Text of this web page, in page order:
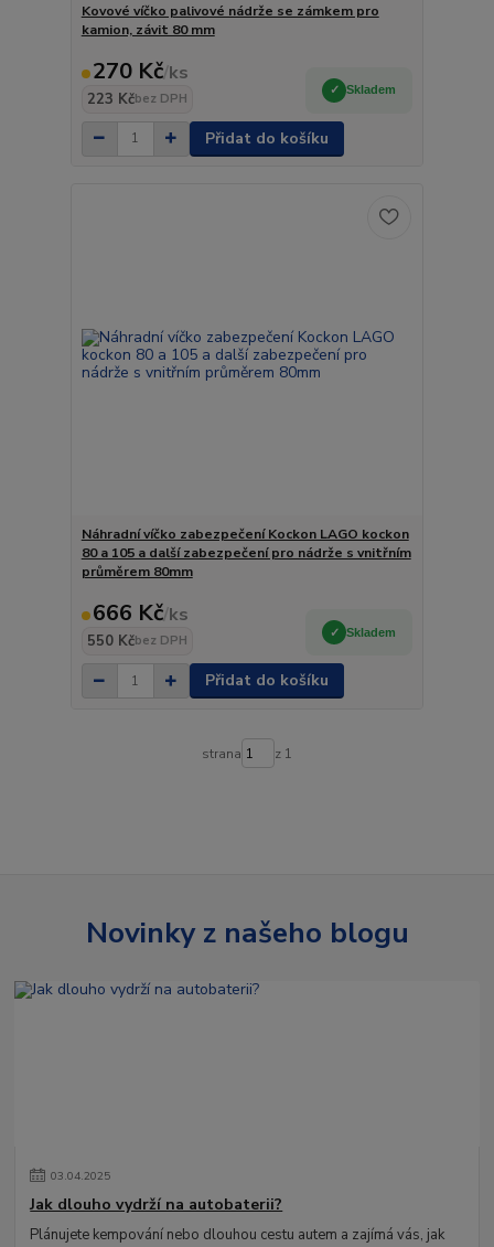
Kovové víčko palivové nádrže se zámkem pro
kamion, závit 80 mm
270 Kč/ks
223 Kčbez DPH
Skladem
Přidat do košíku
Náhradní víčko zabezpečení Kockon LAGO kockon
80 a 105 a další zabezpečení pro nádrže s vnitřním
průměrem 80mm
666 Kč/ks
550 Kčbez DPH
Skladem
Přidat do košíku
strana z 1
Novinky z našeho blogu
03.04.2025
Jak dlouho vydrží na autobaterii?
Plánujete kempování nebo dlouhou cestu autem a zajímá vás, jak